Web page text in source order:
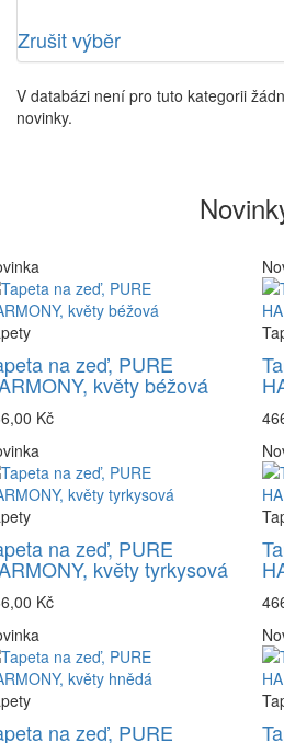
Zrušit výběr
V databázi není pro tuto kategorii
novinky.
na zeď, PURE
květy béžová
Kč
na zeď, PURE
květy tyrkysová
Kč
na zeď, PURE